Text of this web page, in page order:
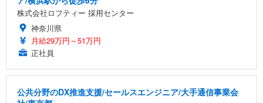
株式会社ロフティー 採用センター
神奈川県
月給29万円～51万円
正社員
公共分野のDX推進支援/セールスエンジニア/大手通信事業会